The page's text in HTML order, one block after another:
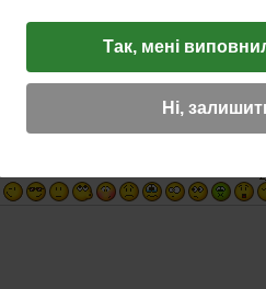
☆
☆
Ім'я (обов'язкове)
Так, мені
Ні,